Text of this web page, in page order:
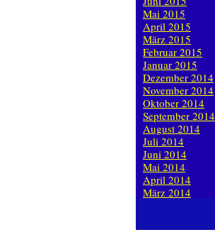
Mai 2015
April 2015
März 2015
Februar 2015
Januar 2015
Dezember 2014
November 2014
Oktober 2014
September 2014
August 2014
Juli 2014
Juni 2014
Mai 2014
April 2014
März 2014